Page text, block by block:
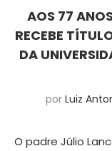
AOS 77
RECEBE
DA
por Luiz
O padre Júlio